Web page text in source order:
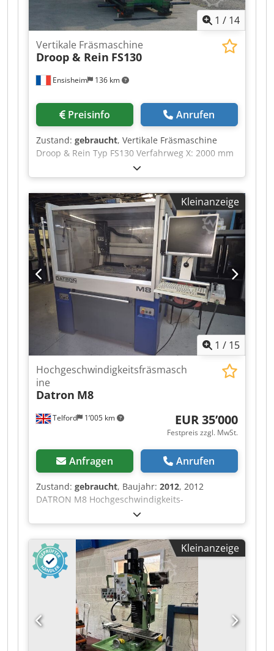
1 / 14
Ensisheim 136 km
Vertikale Fräsmaschine
Droop & Rein FS130
Preisinfo Anrufen
Zustand: gebraucht, Vertikale Fräsmaschine
Droop & Rein Typ FS130 Verfahrweg X: 2000 mm
Verfahrweg Y: 1000 mm Verfahrweg Z: 1000 mm
Spindel SA 50 Sensibler Spindelausgang: 200
mm Drehzahl: von 31,5 bis 1600 U/min
Tischgröße: 2400 x 1070 mm Ausladung: 950 mm
Schwenkkopf Spindelmotor: 22 kW Dcjdpozmx
Tyefx Airok Maßstab HEIDENHAIN 3 Achsen
Baujahr: 1976 Neue Schalttafel im Jahr 2006
Spannung: 380 V Breite: 3500 mm Tiefe: 4700
mm Gesamthöhe: 4500 mm Gewicht: 26 T
Kleinanzeige
1 / 15
Telford 1’005 km
Hochgeschwindigkeitsfräsmasch
ine
Datron M8
EUR 35’000
Festpreis zzgl. MwSt.
Anfragen Anrufen
Zustand: gebraucht, Baujahr: 2012, 2012
DATRON M8 Hochgeschwindigkeits-
Bearbeitungszentrum – Hochgeschwindigkeits-
Präzisionsfräsen für Aluminium, Kunststoffe und
Verbundwerkstoffe. Die 2012 DATRON M8 ist ein
speziell konstruiertes Hochgeschwindigkeits-
Bearbeitungszentrum, das für Hersteller
entwickelt wurde, die außergewöhnliche
Oberflächengüten, kurze Bearbeitungszeiten
und höchste Präzision erwarten. Im Gegensatz
zu herkömmlichen vertikalen
Bearbeitungszentren (VMCs) wurde die DATRON
M8 speziell für die
Kleinanzeige